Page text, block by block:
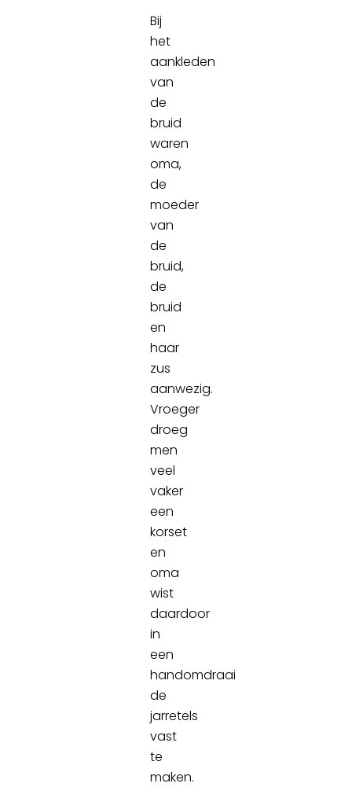
Bij
het
aankleden
van
de
bruid
waren
oma,
de
moeder
van
de
bruid,
de
bruid
en
haar
zus
aanwezig.
Vroeger
droeg
men
veel
vaker
een
korset
en
oma
wist
daardoor
in
een
handomdraai
de
jarretels
vast
te
maken.